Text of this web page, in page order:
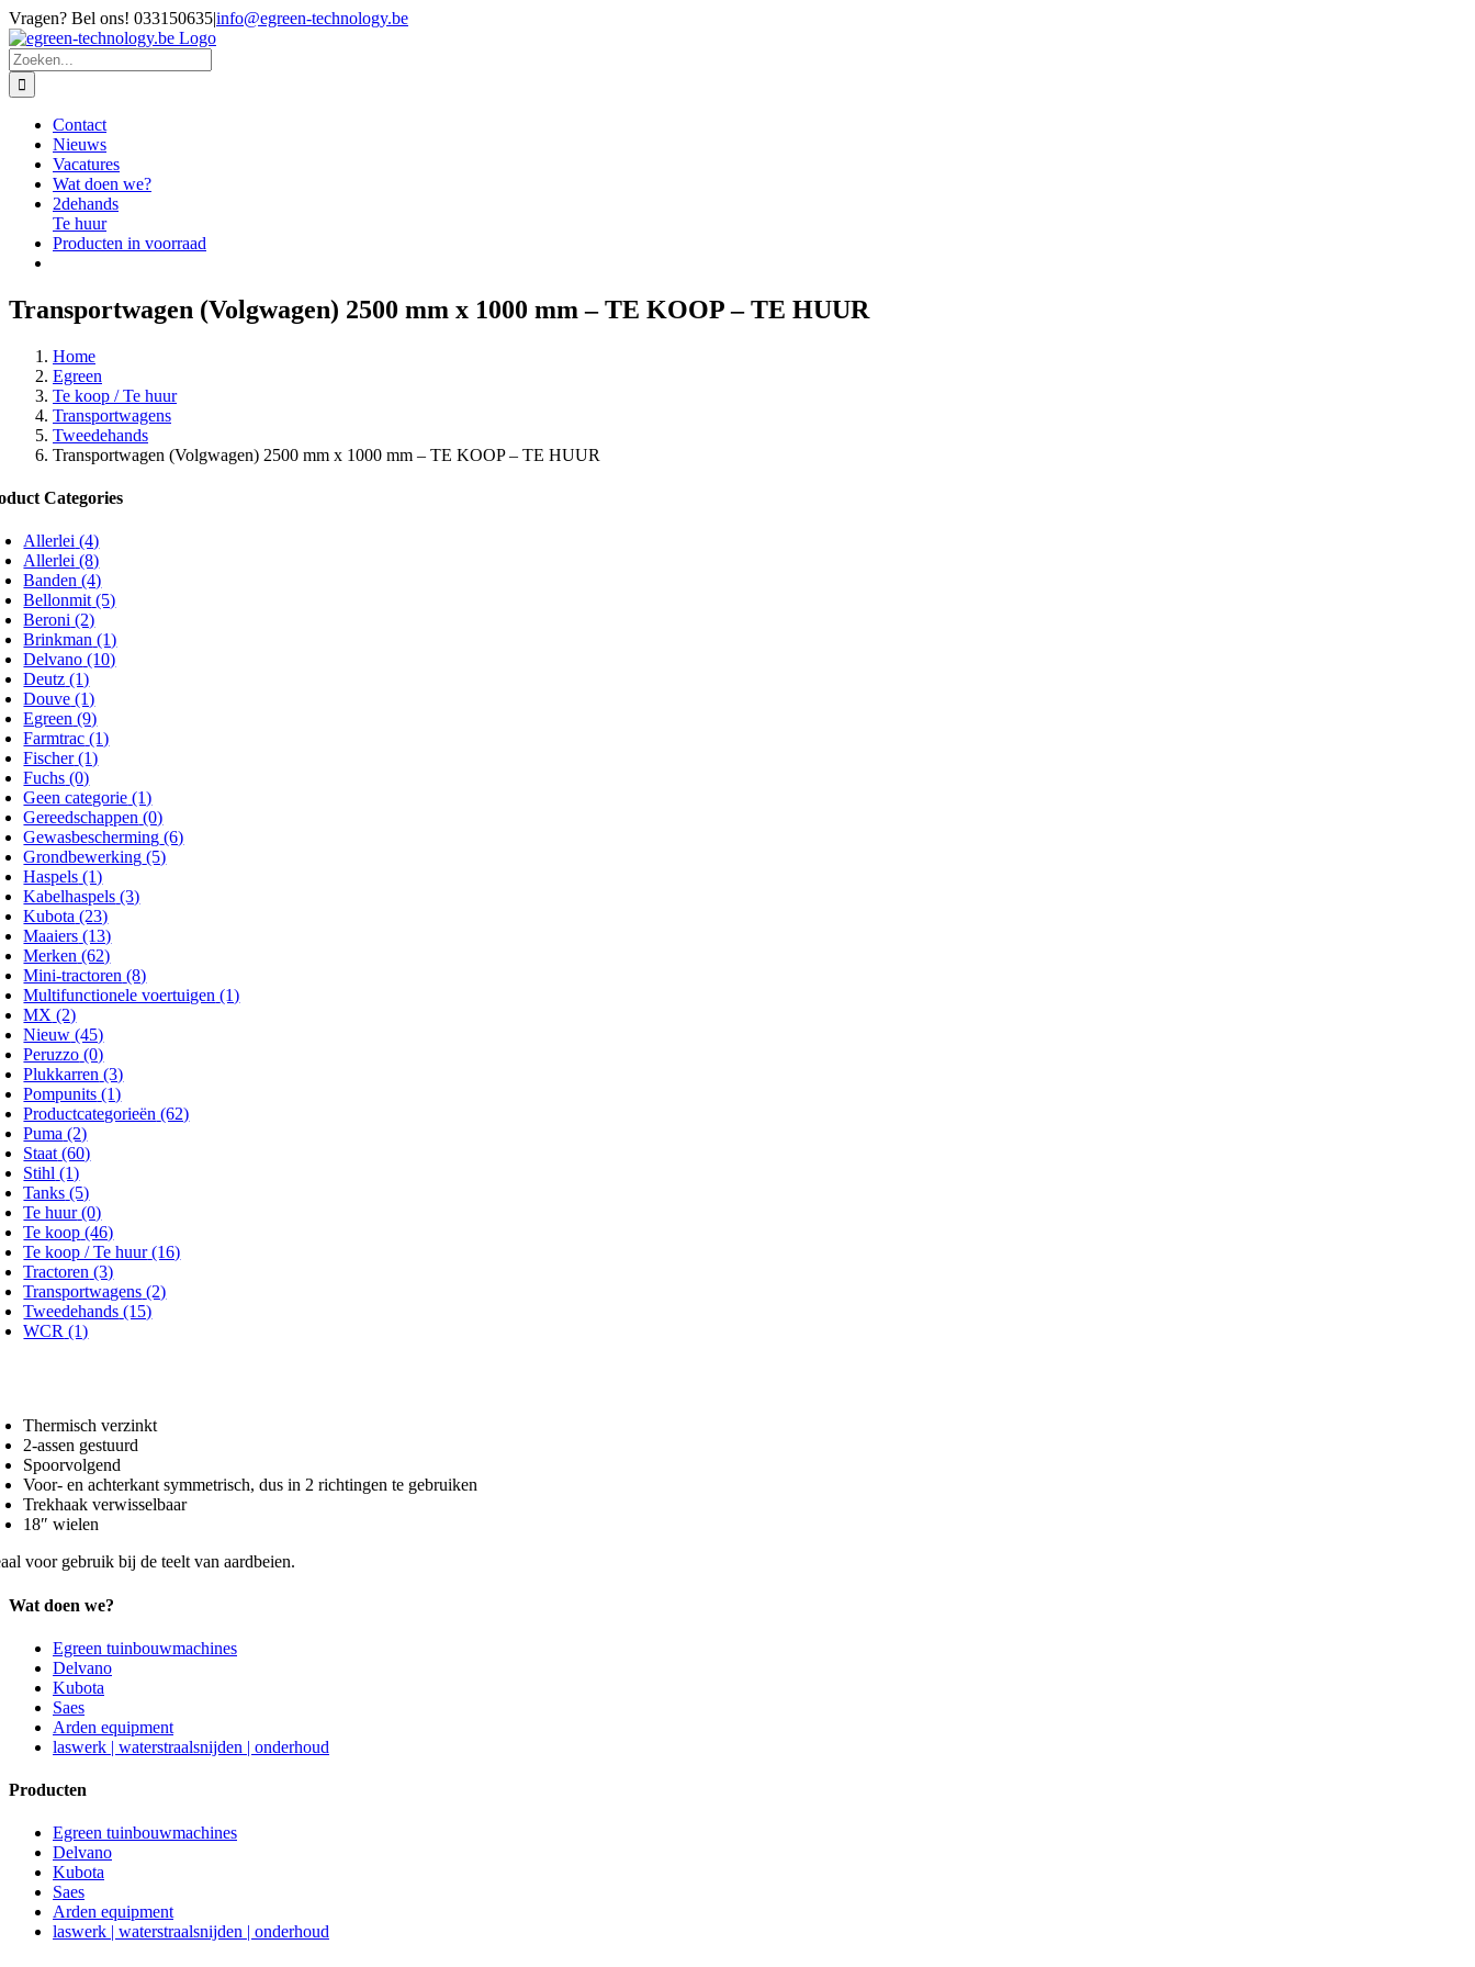
Ga
naar
inhoud
Vragen? Bel ons! 033150635|info@egreen-technology.be
Zoeken
naar:
Contact
Nieuws
Vacatures
Wat doen we?
2dehands
Te huur
Producten in voorraad
Transportwagen (Volgwagen) 2500 mm x 1000 mm – TE KOOP – TE HUUR
Home
Egreen
Te koop / Te huur
Transportwagens
Tweedehands
Transportwagen (Volgwagen) 2500 mm x 1000 mm – TE KOOP – TE HUUR
Categories
Allerlei (4)
Allerlei (8)
Banden (4)
Bellonmit (5)
Beroni (2)
Brinkman (1)
Delvano (10)
Deutz (1)
Douve (1)
Egreen (9)
Farmtrac (1)
Fischer (1)
Fuchs (0)
Geen categorie (1)
Gereedschappen (0)
Gewasbescherming (6)
Grondbewerking (5)
Haspels (1)
Kabelhaspels (3)
Kubota (23)
Maaiers (13)
Merken (62)
Mini-tractoren (8)
Multifunctionele voertuigen (1)
MX (2)
Nieuw (45)
Peruzzo (0)
Plukkarren (3)
Pompunits (1)
Productcategorieën (62)
Puma (2)
Staat (60)
Stihl (1)
Tanks (5)
Te huur (0)
Te koop (46)
Te koop / Te huur (16)
Tractoren (3)
Transportwagens (2)
Tweedehands (15)
WCR (1)
Thermisch verzinkt
2-assen gestuurd
Spoorvolgend
Voor- en achterkant symmetrisch, dus in 2 richtingen te gebruiken
Trekhaak verwisselbaar
18″ wielen
voor gebruik bij de teelt van aardbeien.
Wat doen we?
Egreen tuinbouwmachines
Delvano
Kubota
Saes
Arden equipment
laswerk | waterstraalsnijden | onderhoud
Producten
Egreen tuinbouwmachines
Delvano
Kubota
Saes
Arden equipment
laswerk | waterstraalsnijden | onderhoud